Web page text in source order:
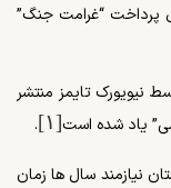
پرداخت “غرامت جنگ”
پنتاگون در سال ۲۰۰۷ که توسط نیویورک تایمز منتشر
یاد شده است[۱].
نیازمند سال ها زمان